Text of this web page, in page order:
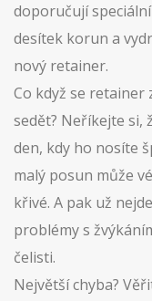
doporučují
desítek korun a
nový retainer.
Co když se retainer
sedět? Neříkejte si,
den, kdy ho nosíte
malý posun může
křivé. A pak už
problémy s
čelisti.
Největší chyba?